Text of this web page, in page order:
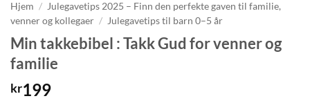
Hjem / Julegavetips 2025 – Finn den perfekte gaven til familie,
venner og kollegaer / Julegavetips til barn 0–5 år
Min takkebibel : Takk Gud for venner og
familie
kr199